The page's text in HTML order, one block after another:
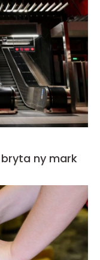
ny mark